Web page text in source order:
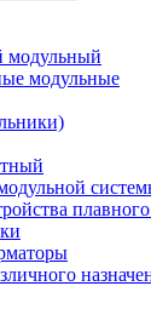
модульный
модульные